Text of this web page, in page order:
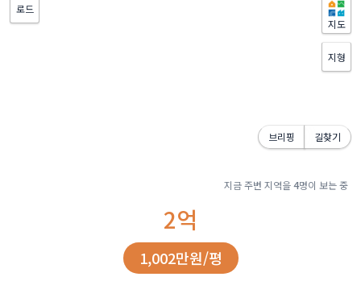
로드
지도
지형
브리핑 길찾기
지금 주변 지역을4명이 보는 중
2억
1,002만원/평